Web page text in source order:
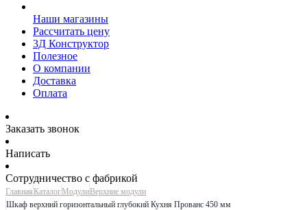
Наши магазины
Рассчитать цену
3Д Конструктор
Полезное
О компании
Доставка
Оплата
Заказать звонок
Написать
Сотрудничество с фабрикой
ГлавнаяКаталогМодулиВерхние модули
Шкаф верхний горизонтальный глубокий Кухня Прованс 450 мм